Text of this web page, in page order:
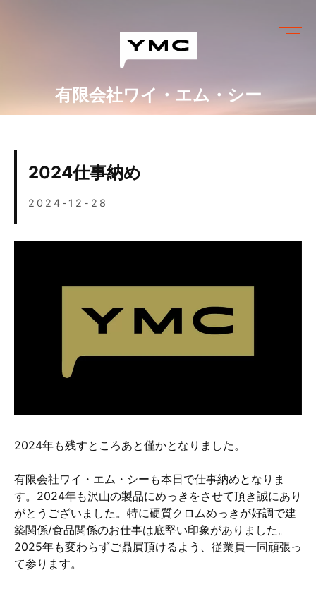
有限会社ワイ・エム・シー
ワイ・エム・シーにできること
会社情報
営業カレンダー
ブログ
お問い合わせ
2024仕事納め
2024-12-28
2024年も残すところあと僅かとなりました。
有限会社ワイ・エム・シーも本日で仕事納めとなりま
す。2024年も沢山の製品にめっきをさせて頂き誠にあり
がとうございました。特に硬質クロムめっきが好調で建
築関係/食品関係のお仕事は底堅い印象がありました。
2025年も変わらずご贔屓頂けるよう、従業員一同頑張っ
て参ります。